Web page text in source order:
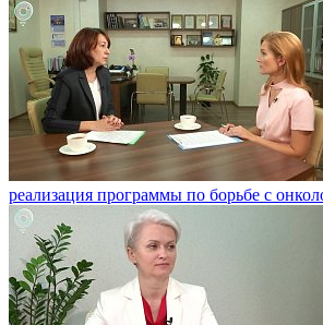
реализация программы по борьбе с